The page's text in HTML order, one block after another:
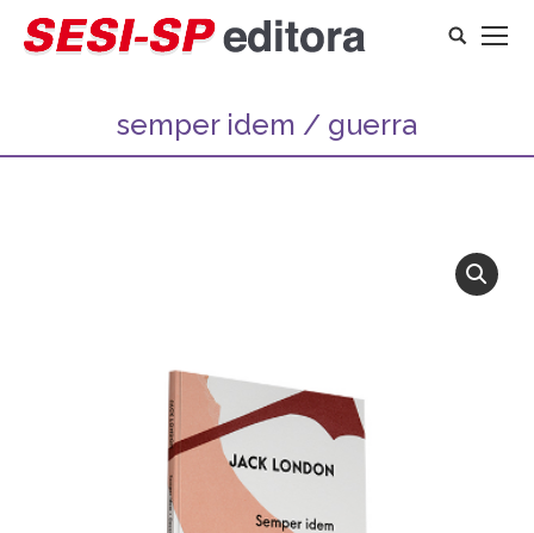
Search:
semper idem / guerra